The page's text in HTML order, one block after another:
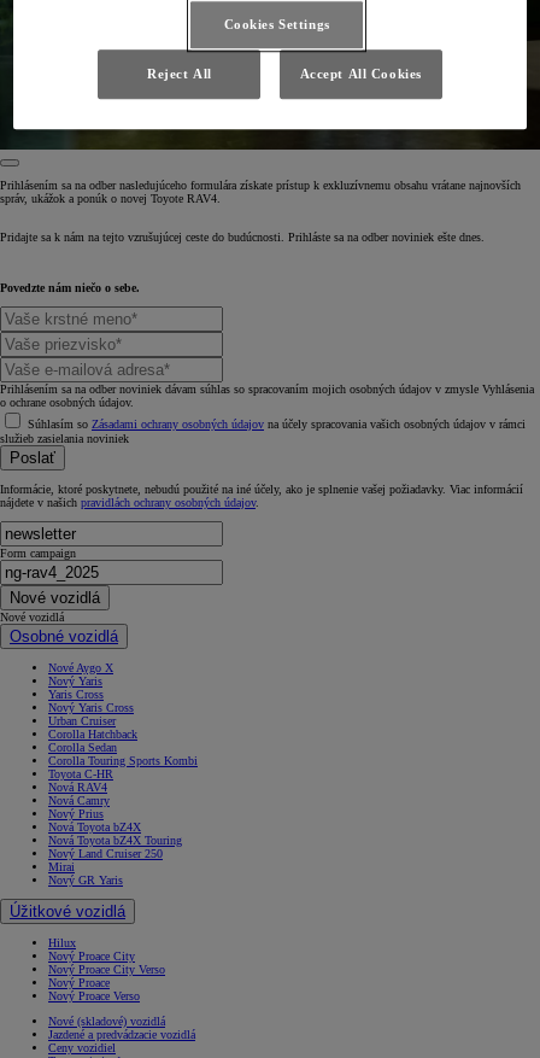
Prihlásením sa na odber nasledujúceho formulára získate prístup k exkluzívnemu obsahu vrátane najnovších
správ, ukážok a ponúk o novej Toyote RAV4.
Pridajte sa k nám na tejto vzrušujúcej ceste do budúcnosti. Prihláste sa na odber noviniek ešte dnes.
Povedzte nám niečo o sebe.
Prihlásením sa na odber noviniek dávam súhlas so spracovaním mojich osobných údajov v zmysle Vyhlásenia
o ochrane osobných údajov.
Súhlasím so Zásadami ochrany osobných údajov na účely spracovania vašich osobných údajov v rámci
služieb zasielania noviniek
Poslať
Informácie, ktoré poskytnete, nebudú použité na iné účely, ako je splnenie vašej požiadavky. Viac informácií
nájdete v našich pravidlách ochrany osobných údajov.
Form campaign
Nové vozidlá
Nové vozidlá
Osobné vozidlá
Nové Aygo X
Nový Yaris
Yaris Cross
Nový Yaris Cross
Urban Cruiser
Corolla Hatchback
Corolla Sedan
Corolla Touring Sports Kombi
Toyota C-HR
Nová RAV4
Nová Camry
Nový Prius
Nová Toyota bZ4X
Nová Toyota bZ4X Touring
Nový Land Cruiser 250
Mirai
Nový GR Yaris
Úžitkové vozidlá
Hilux
Nový Proace City
Nový Proace City Verso
Nový Proace
Nový Proace Verso
Nové (skladové) vozidlá
Jazdené a predvádzacie vozidlá
Ceny vozidiel
Cookies Settings
Reject All Accept All Cookies